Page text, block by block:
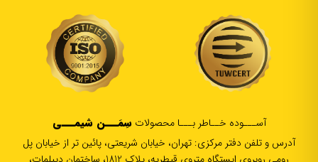
آســـوده خــاطر بـــا محصولات سِمَـــن شیمـــی
آدرس و تلفن دفتر مرکزی: تهران، خیابان شریعتی، پائین تر از خیابان پل